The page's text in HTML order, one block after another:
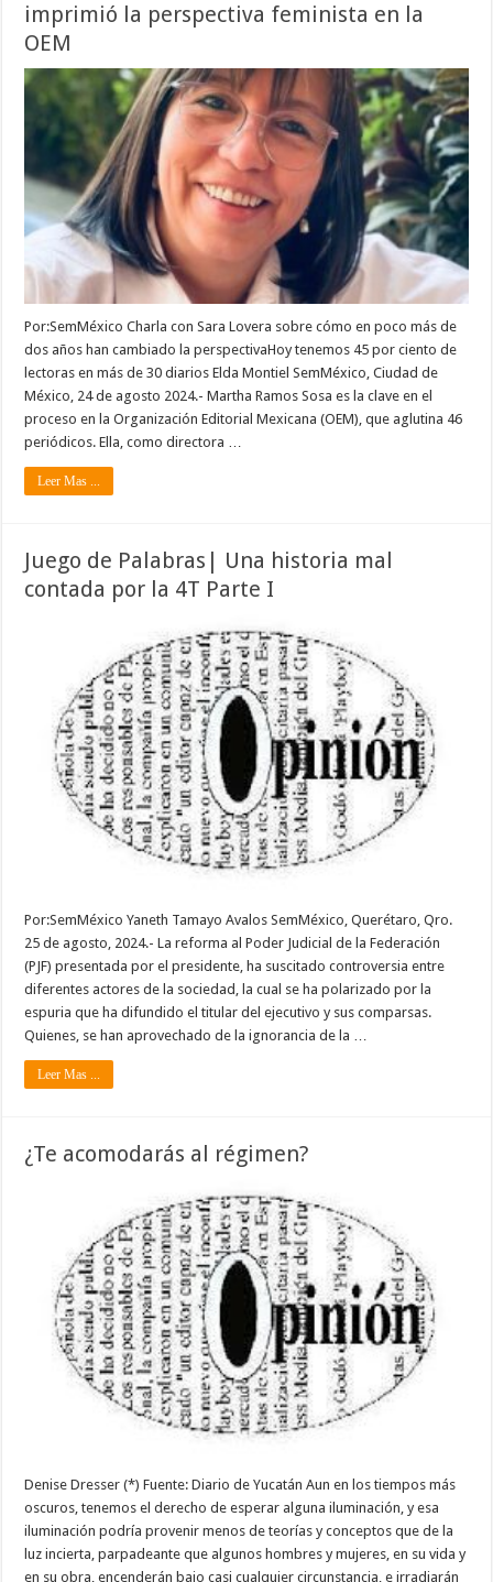
imprimió la perspectiva feminista en la
OEM
Por:SemMéxico Charla con Sara Lovera sobre cómo en poco más de
dos años han cambiado la perspectivaHoy tenemos 45 por ciento de
lectoras en más de 30 diarios Elda Montiel SemMéxico, Ciudad de
México, 24 de agosto 2024.- Martha Ramos Sosa es la clave en el
proceso en la Organización Editorial Mexicana (OEM), que aglutina 46
periódicos. Ella, como directora …
Leer Mas ...
Juego de Palabras| Una historia mal
contada por la 4T Parte I
Por:SemMéxico Yaneth Tamayo Avalos SemMéxico, Querétaro, Qro.
25 de agosto, 2024.- La reforma al Poder Judicial de la Federación
(PJF) presentada por el presidente, ha suscitado controversia entre
diferentes actores de la sociedad, la cual se ha polarizado por la
espuria que ha difundido el titular del ejecutivo y sus comparsas.
Quienes, se han aprovechado de la ignorancia de la …
Leer Mas ...
¿Te acomodarás al régimen?
Denise Dresser (*) Fuente: Diario de Yucatán Aun en los tiempos más
oscuros, tenemos el derecho de esperar alguna iluminación, y esa
iluminación podría provenir menos de teorías y conceptos que de la
luz incierta, parpadeante que algunos hombres y mujeres, en su vida y
en su obra, encenderán bajo casi cualquier circunstancia, e irradiarán